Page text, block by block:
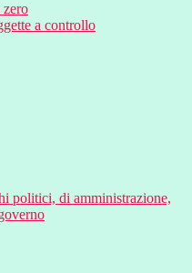
zero
a controllo
politici, di amministrazione,